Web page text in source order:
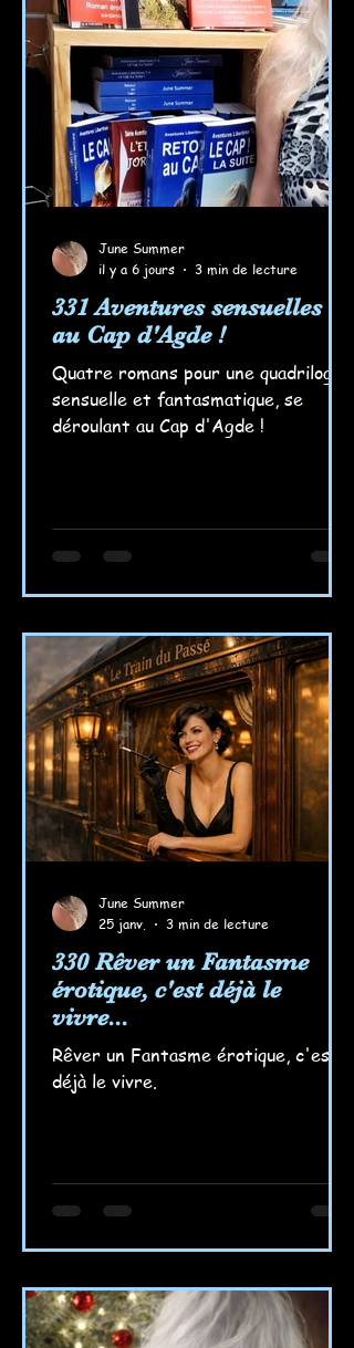
331 Aventures sensuelles
au Cap d'Agde !
Quatre romans pour une quadrilogie
sensuelle et fantasmatique, se
déroulant au Cap d'Agde !
June Summer
il y a 6 jours
3 min de lecture
330 Rêver un Fantasme
érotique, c'est déjà le
vivre...
Rêver un Fantasme érotique, c'est
déjà le vivre.
June Summer
25 janv.
3 min de lecture